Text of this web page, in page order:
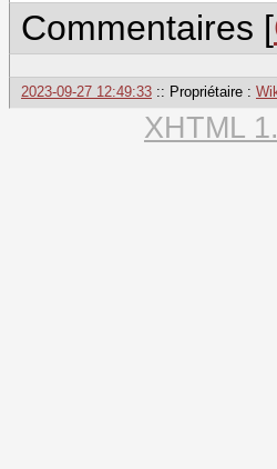
Commentaires [
2023-09-27 12:49:33 :: Propriétaire :
XHTML